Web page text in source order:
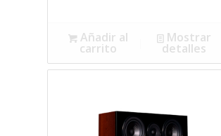
Añadir al
carrito
Mostrar
detalles